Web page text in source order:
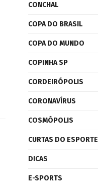
CONCHAL
COPA DO BRASIL
COPA DO MUNDO
COPINHA SP
CORDEIRÓPOLIS
CORONAVÍRUS
COSMÓPOLIS
CURTAS DO ESPORTE
DICAS
E-SPORTS